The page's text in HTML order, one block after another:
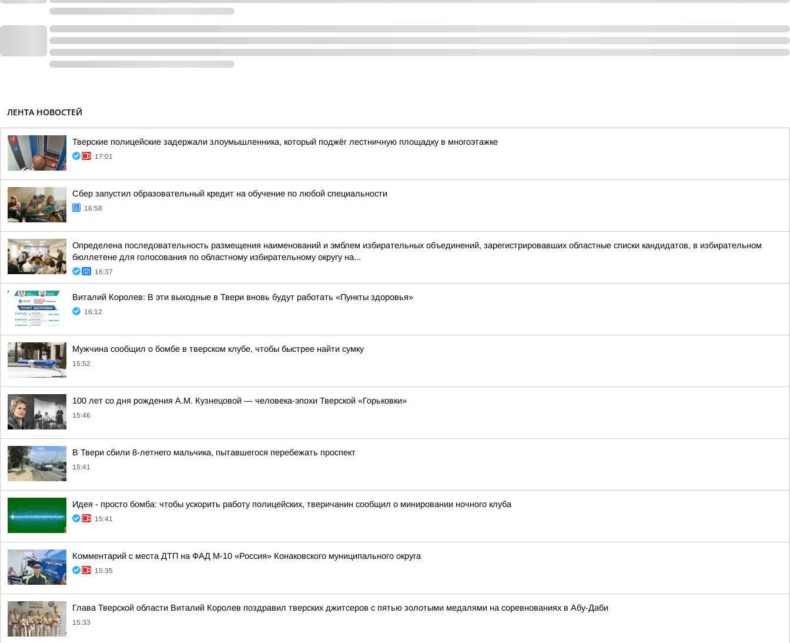
ЛЕНТА НОВОСТЕЙ
Тверские полицейские задержали злоумышленника, который поджёг лестничную площадку в многоэтажке
17:01
Сбер запустил образовательный кредит на обучение по любой специальности
16:58
Определена последовательность размещения наименований и эмблем избирательных объединений, зарегистрировавших областные списки кандидатов, в избирательном
бюллетене для голосования по областному избирательному округу на...
16:37
Виталий Королев: В эти выходные в Твери вновь будут работать «Пункты здоровья»
16:12
Мужчина сообщил о бомбе в тверском клубе, чтобы быстрее найти сумку
15:52
100 лет со дня рождения А.М. Кузнецовой — человека-эпохи Тверской «Горьковки»
15:46
В Твери сбили 8-летнего мальчика, пытавшегося перебежать проспект
15:41
Идея - просто бомба: чтобы ускорить работу полицейских, тверичанин сообщил о минировании ночного клуба
15:41
Комментарий с места ДТП на ФАД М-10 «Россия» Конаковского муниципального округа
15:35
Глава Тверской области Виталий Королев поздравил тверских джитсеров с пятью золотыми медалями на соревнованиях в Абу-Даби
15:33